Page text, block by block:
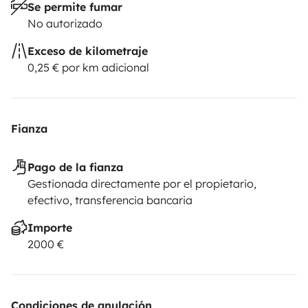
Se permite fumar
No autorizado
Exceso de kilometraje
0,25 € por km adicional
Fianza
Pago de la fianza
Gestionada directamente por el propietario,
efectivo, transferencia bancaria
Importe
2000 €
Condiciones de anulación